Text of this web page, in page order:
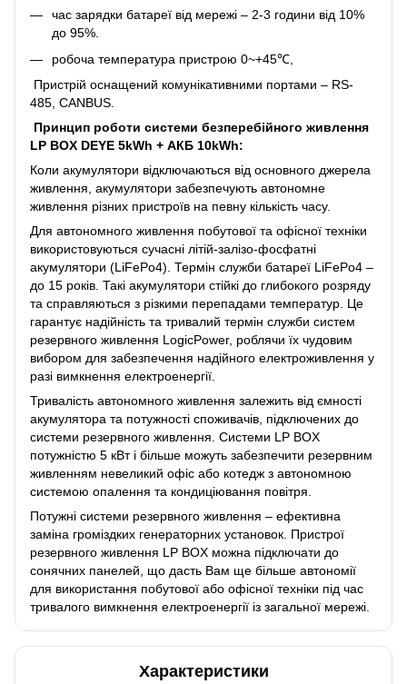
час зарядки батареї від мережі – 2-3 години від 10%
до 95%.
робоча температура пристрою 0~+45℃,
Пристрій оснащений комунікативними портами – RS-
485, CANBUS.
Принцип роботи системи безперебійного живлення
LP BOX DEYE 5kWh + АКБ 10kWh:
Коли акумулятори відключаються від основного джерела
живлення, акумулятори забезпечують автономне
живлення різних пристроїв на певну кількість часу.
Для автономного живлення побутової та офісної техніки
використовуються сучасні літій-залізо-фосфатні
акумулятори (LiFePo4). Термін служби батареї LiFePo4 –
до 15 років. Такі акумулятори стійкі до глибокого розряду
та справляються з різкими перепадами температур. Це
гарантує надійність та тривалий термін служби систем
резервного живлення LogicPower, роблячи їх чудовим
вибором для забезпечення надійного електроживлення у
разі вимкнення електроенергії.
Тривалість автономного живлення залежить від ємності
акумулятора та потужності споживачів, підключених до
системи резервного живлення. Системи LP BOX
потужністю 5 кВт і більше можуть забезпечити резервним
живленням невеликий офіс або котедж з автономною
системою опалення та кондиціювання повітря.
Потужні системи резервного живлення – ефективна
заміна громіздких генераторних установок. Пристрої
резервного живлення LP BOX можна підключати до
сонячних панелей, що дасть Вам ще більше автономії
для використання побутової або офісної техніки під час
тривалого вимкнення електроенергії із загальної мережі.
Характеристики